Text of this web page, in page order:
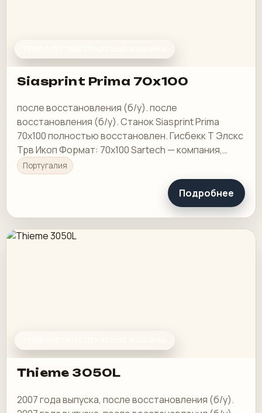
Siasprint Prima 70x100
после восстановления (б/у). после
восстановления (б/у). Станок Siasprint Prima
70x100 полностью восстановлен. Гисбекк Т Элскс
Трв Икоп Формат: 70x100 Sartech — компания,
специализирующаяся на решениях для
трафаретной печати…
Португалия
Подробнее
Thieme 3050L
2007 года выпуска, после восстановления (б/у).